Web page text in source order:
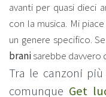
avanti per quasi dieci
con la musica. Mi
un genere specifico.
branisarebbe davvero
Tra le canzoni
comunque Get